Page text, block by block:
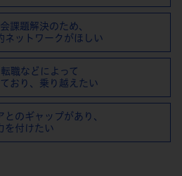
課題解決のため、
ネットワークがほしい
職などによって
おり、乗り越えたい
とのギャップがあり、
を付けたい